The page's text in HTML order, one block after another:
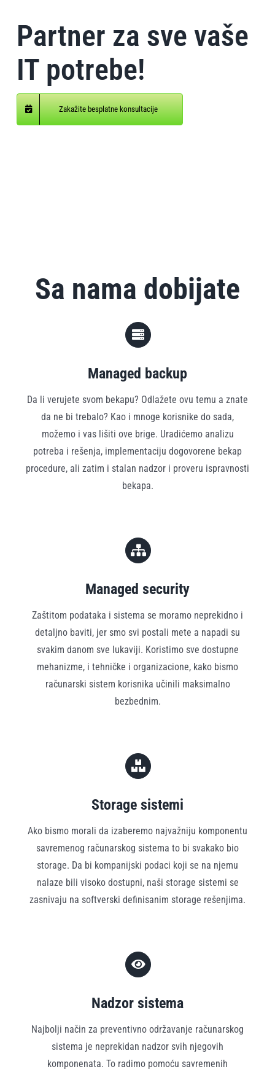
Partner za sve vaše
IT potrebe!
Zakažite besplatne konsultacije
Sa nama dobijate
Managed backup
Da li verujete svom bekapu? Odlažete ovu temu a znate
da ne bi trebalo? Kao i mnoge korisnike do sada,
možemo i vas lišiti ove brige. Uradićemo analizu
potreba i rešenja, implementaciju dogovorene bekap
procedure, ali zatim i stalan nadzor i proveru ispravnosti
bekapa.
Managed security
Zaštitom podataka i sistema se moramo neprekidno i
detaljno baviti, jer smo svi postali mete a napadi su
svakim danom sve lukaviji. Koristimo sve dostupne
mehanizme, i tehničke i organizacione, kako bismo
računarski sistem korisnika učinili maksimalno
bezbednim.
Storage sistemi
Ako bismo morali da izaberemo najvažniju komponentu
savremenog računarskog sistema to bi svakako bio
storage. Da bi kompanijski podaci koji se na njemu
nalaze bili visoko dostupni, naši storage sistemi se
zasnivaju na softverski definisanim storage rešenjima.
Nadzor sistema
Najbolji način za preventivno održavanje računarskog
sistema je neprekidan nadzor svih njegovih
komponenata. To radimo pomoću savremenih